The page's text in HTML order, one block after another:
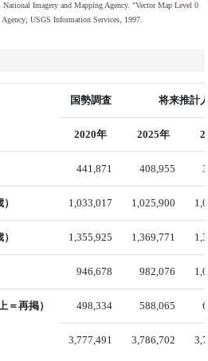
Imagery and Mapping Agency. "Vector Map Level 0
USGS Information Services, 1997.
国勢調査 将来推計
2020年 2025年
441,871 408,955
1,033,017 1,025,900
1,355,925 1,369,771
946,678 982,076
＝再掲） 498,334 588,065
3,777,491 3,786,702